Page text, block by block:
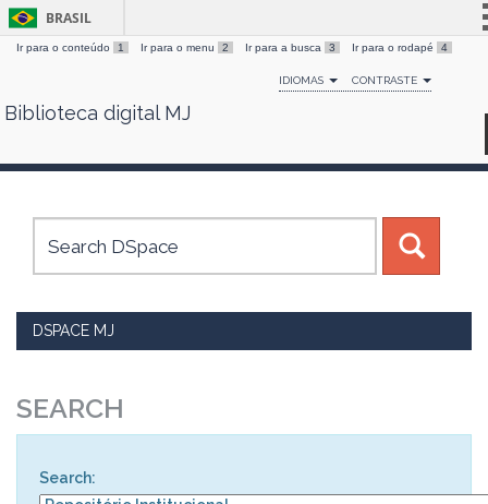
Skip
BRASIL
Simplifique!
Comunica BR
Canais
Ir para o conteúdo 1 Ir para o menu 2 Ir para a busca 3 Ir para o rodapé 4
IDIOMAS CONTRASTE
Biblioteca digital MJ
DSPACE MJ
SEARCH
Search: